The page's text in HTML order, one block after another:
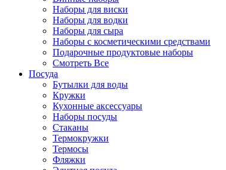
Наборы для виски
Наборы для водки
Наборы для сыра
Наборы с косметическими средствами
Подарочные продуктовые наборы
Смотреть Все
Посуда
Бутылки для воды
Кружки
Кухонные аксессуары
Наборы посуды
Стаканы
Термокружки
Термосы
Фляжки